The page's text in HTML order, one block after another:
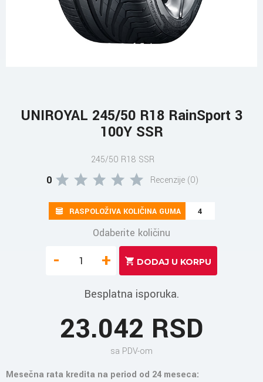
UNIROYAL 245/50 R18 RainSport 3
100Y SSR
245/50 R18 SSR
0 Recenzije (0)
RASPOLOŽIVA KOLIČINA GUMA 4
Odaberite količinu
- +
Besplatna isporuka.
23.042 RSD
sa PDV-om
Mesečna rata kredita na period od 24 meseca: